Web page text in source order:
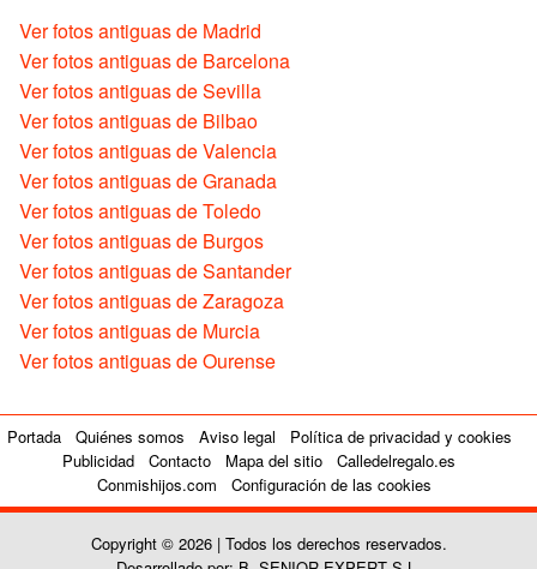
Ver fotos antiguas de Madrid
Ver fotos antiguas de Barcelona
Ver fotos antiguas de Sevilla
Ver fotos antiguas de Bilbao
Ver fotos antiguas de Valencia
Ver fotos antiguas de Granada
Ver fotos antiguas de Toledo
Ver fotos antiguas de Burgos
Ver fotos antiguas de Santander
Ver fotos antiguas de Zaragoza
Ver fotos antiguas de Murcia
Ver fotos antiguas de Ourense
Portada Quiénes somos Aviso legal
Política de privacidad y cookies
Publicidad
Contacto Mapa del sitio
Calledelregalo.es
Conmishijos.com
Configuración de las cookies
Copyright © 2026 | Todos los derechos reservados.